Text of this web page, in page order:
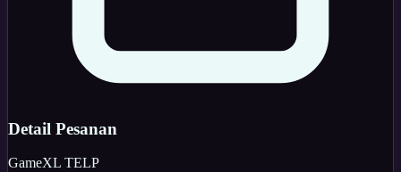
Detail Pesanan
GameXL TELP